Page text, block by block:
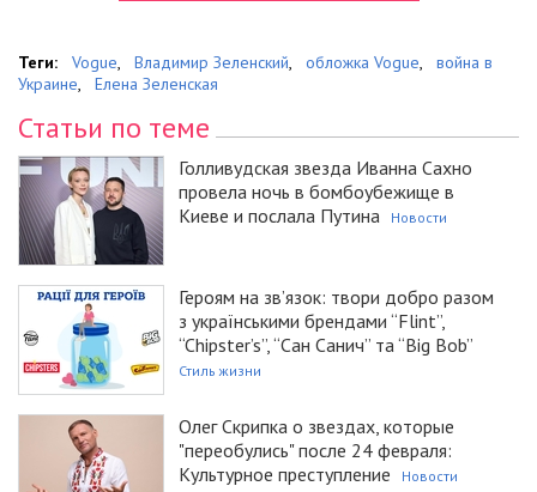
Теги: Vogue, Владимир Зеленский, обложка Vogue,
война в
Украине, Елена Зеленская
Статьи по теме
Голливудская звезда Иванна Сахно
провела ночь в бомбоубежище в
Киеве и послала Путина
Новости
Героям на зв’язок: твори добро разом
з українськими брендами “Flint”,
“Chipster’s”, “Сан Санич” та “Big Bob”
Стиль жизни
Олег Скрипка о звездах, которые
"переобулись" после 24 февраля:
Культурное преступление
Новости